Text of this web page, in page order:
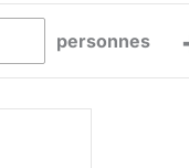
personnes